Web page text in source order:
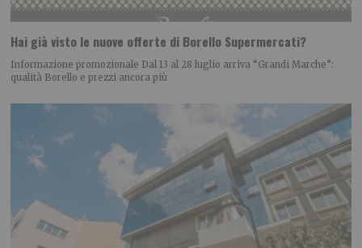
Hai già visto le nuove offerte di Borello Supermercati?
Informazione promozionale Dal 13 al 28 luglio arriva “Grandi Marche”:
qualità Borello e prezzi ancora più